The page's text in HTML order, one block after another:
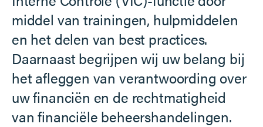
middel van trainingen, hulpmiddelen
en het delen van best practices.
Daarnaast begrijpen wij uw belang bij
het afleggen van verantwoording over
uw financiën en de rechtmatigheid
van financiële beheershandelingen.